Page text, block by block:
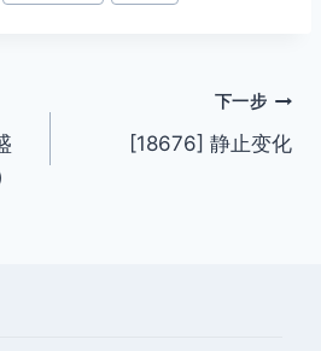
下一步
[18676] 静止变化